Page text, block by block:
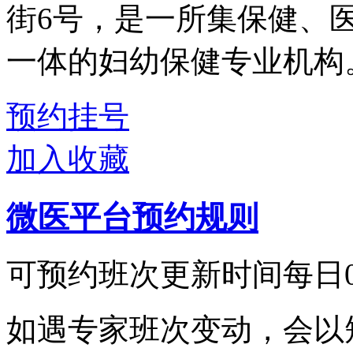
街6号，是一所集保健、
一体的妇幼保健专业机构
预约挂号
加入收藏
微医平台预约规则
可预约班次更新时间每日
如遇专家班次变动，会